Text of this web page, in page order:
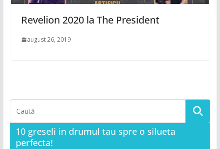
Revelion 2020 la The President
august 26, 2019
10 greseli in drumul tau spre o silueta
perfecta!